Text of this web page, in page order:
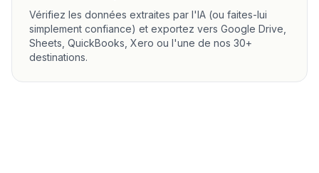
Vérifiez les données extraites par l'IA (ou faites-lui
simplement confiance) et exportez vers Google Drive,
Sheets, QuickBooks, Xero ou l'une de nos 30+
destinations.